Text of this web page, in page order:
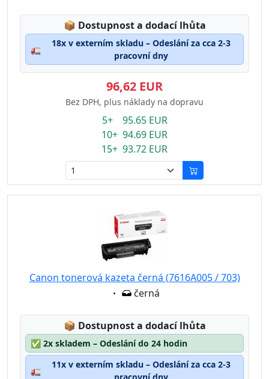
📦 Lagerstatus:
Dostupnost a dodací lhůta
🚛
18x v externím skladu – Odeslání za cca 2-3
pracovní dny
96,62 EUR
Bez DPH, plus náklady na dopravu
5+ 95.65 EUR
10+ 94.69 EUR
15+ 93.72 EUR
Canon tonerová kazeta černá (7616A005 / 703)
Eigenschaft:
černá
📦 Lagerstatus:
Dostupnost a dodací lhůta
✅ 2x skladem – Odeslání do 24 hodin
🚛
11x v externím skladu – Odeslání za cca 2-3